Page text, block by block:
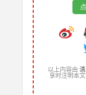
以上内容由
享时注明本